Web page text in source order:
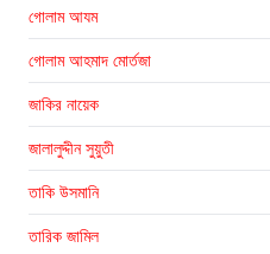
গোলাম আযম
গোলাম আহমাদ মোর্তজা
জাকির নায়েক
জালালুদ্দীন সুয়ুতী
তাকি উসমানি
তারিক জামিল